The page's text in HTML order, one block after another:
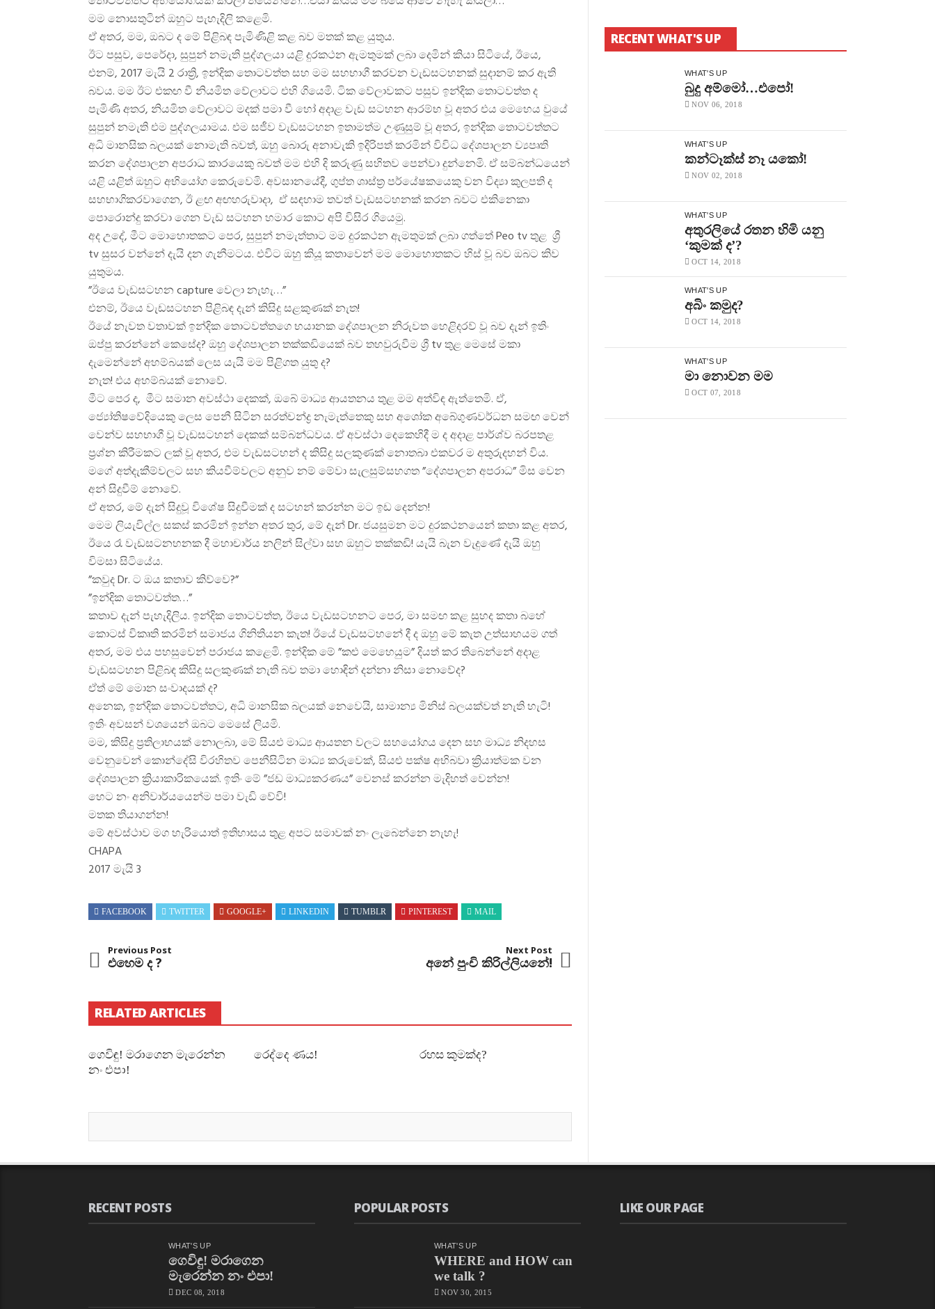
මම නොසතුටින් ඔහුට පැහැදිලි කළෙමි.
ඒ අතර, මම, ඔබට ද මේ පිළිබඳ පැමිණිළි කළ බව මතක් කළ යුතුය.
ඊට පසුව, පෙරේදා, සුපුන් නමැති පුද්ගලයා යළි දුරකථන ඇමතුමක් ලබා දෙමින් කියා සිටියේ, ඊයෙ,
එනම්, 2017 මැයි 2 රාත්‍රි, ඉන්දික තොටවත්ත සහ මම සහභාගී කරවන වැඩසටහනක් සුදානම් කර ඇති
බවය. මම ඊට එකඟ වී නියමිත වේලාවට එහි ගියෙමි. ටික වේලාවකට පසුව ඉන්දික තොටවත්ත ද
පැමිණි අතර, නියමිත වේලාවට මදක් පමා වී හෝ අදාළ වැඩ සටහන ආරම්භ වූ අතර එය මෙහෙය වුයේ
සුපුන් නමැති එම පුද්ගලයාමය. එම සජීව වැඩසටහන ඉතාමත්ම උණුසුම් වූ අතර, ඉන්දික තොටවත්තට
අධි මානසික බලයක් නොමැති බවත්, ඔහු බොරු අනාවැකි ඉදිරිපත් කරමින් විවිධ දේශපාලන ව්‍යපෘති
කරන දේශපාලන අපරාධ කාරයෙකු බවත් මම එහි දි කරුණු සහිතව පෙන්වා දුන්නෙමි. ඒ සම්බන්ධයෙන්
යළි යළිත් ඔහුට අභියෝග කෙරුවෙමි. අවසානයේදී, ගුප්ත ශාස්ත්‍ර පර්යේෂකයෙකු වන විද්‍යා කුලපති ද
සහභාගිකරවාගෙන, ඊ ළඟ අඟහරුවාදා, ඒ සඳහාම තවත් වැඩසටහනක් කරන බවට එකිනෙකා
පොරොන්දු කරවා ගෙන වැඩ සටහන හමාර කොට අපි විසිර ගියෙමු.
අද උදේ, මීට මොහොතකට පෙර, සුපුන් නමැත්තාට මම දුරකථන ඇමතුමක් ලබා ගත්තේ Peo tv තුළ ශ්‍රී
tv සුසර වන්නේ දැයි දන ගැනීමටය. එවිට ඔහු කියූ කතාවෙන් මම මොහොතකට හිස් වූ බව ඔබට කිව
යුතුමය.
”ඊයෙ වැඩසටහන capture වෙලා නැහැ…”
එනම්, ඊයෙ වැඩසටහන පිළිබඳ දැන් කිසිදු සළකුණක් නැත!
ඊයේ නැවත වතාවක් ඉන්දික තොටවත්තගෙ භයානක දේශපාලන නිරුවත හෙළිදරව් වූ බව දැන් ඉතිං
ඔප්පු කරන්නේ කෙසේද? ඔහු දේශපාලන තක්කඩියෙක් බව තහවුරුවීම ශ්‍රී tv තුළ මෙසේ මකා
දැමෙන්නේ අහම්බයක් ලෙස යැයි මම පිළිගත යුතු ද?
නැත! එය අහම්බයක් නොවේ.
මීට පෙර ද, මීට සමාන අවස්ථා දෙකක්, ඔබේ මාධ්‍ය ආයතනය තුළ මම අත්විඳ ඇත්තෙමි. ඒ,
ජ්‍යෝතිෂවේදියෙකු ලෙස පෙනී සිටින සරත්චන්ද්‍ර නැමැත්තෙකු සහ අශෝක අබේගුණවර්ධන සමඟ වෙන්
වෙන්ව සහභාගී වූ වැඩසටහන් දෙකක් සම්බන්ධවය. ඒ අවස්ථා දෙකෙහිදී ම ද අදාළ පාර්ශ්ව බරපතළ
ප්‍රශ්න කිරීමකට ලක් වූ අතර, එම වැඩසටහන් ද කිසිදු සලකුණක් නොතබා එකවර ම අතුරුදහන් විය.
මගේ අත්දැකීම්වලට සහ කියවීම්වලට අනුව නම් මේවා සැලසුම්සහගත ”දේශපාලන අපරාධ” මිස වෙන
අන් සිදුවීම් නොවේ.
ඒ අතර, මේ දැන් සිදුවූ විශේෂ සිදුවීමක් ද සටහන් කරන්න මට ඉඩ දෙන්න!
මෙම ලියැවිල්ල සකස් කරමින් ඉන්න අතර තුර, මේ දැන් Dr. ජයසුමන මට දුරකථනයෙන් කතා කළ අතර,
ඊයෙ රෑ වැඩසටනහනක දී මහාචාර්ය නලින් සිල්වා සහ ඔහුට තක්කඩි! යැයි බැන වැදුණේ දැයි ඔහු
විමසා සිටියේය.
”කවුද Dr. ට ඔය කතාව කිව්වෙ?”
”ඉන්දික තොටවත්ත…”
කතාව දැන් පැහැදිලිය. ඉන්දික තොටවත්ත, ඊයෙ වැඩසටහනට පෙර, මා සමඟ කළ සුහද කතා බහේ
කොටස් විකෘති කරමින් සමාජය ගිනිතියන කැත! ඊයේ වැඩසටහනේ දී ද ඔහු මේ කැත උත්සාහයම ගත්
අතර, මම එය පහසුවෙන් පරාජය කළෙමි. ඉන්දික මේ ”කළු මෙහෙයුම” දියත් කර තිබෙන්නේ අදාළ
වැඩසටහන පිළිබඳ කිසිදු සලකුණක් නැති බව තමා හොඳින් දන්නා නිසා නොවේද?
ඒත් මේ මොන සංවාදයක් ද?
අනෙක, ඉන්දික තොටවත්තට, අධි මානසික බලයක් නෙවෙයි, සාමාන්‍ය මිනිස් බලයක්වත් නැති හැටි!
ඉතිං අවසන් වශයෙන් ඔබට මෙසේ ලියමි.
මම, කිසිදු ප්‍රතිලාභයක් නොලබා, මේ සියළු මාධ්‍ය ආයතන වලට සහයෝගය දෙන සහ මාධ්‍ය නිදහස
වෙනුවෙන් කොන්දේසි විරහිතව පෙනීසිටින මාධ්‍ය කරුවෙක්, සියළු පක්ෂ අභිබවා ක්‍රියාත්මක වන
දේශපාලන ක්‍රියාකාරිකයෙක්. ඉතිං මේ ”ජඩ මාධ්‍යකරණය” වෙනස් කරන්න මැදිහත් වෙන්න!
හෙට නං අනිවාර්යයෙන්ම පමා වැඩි වේවි!
මතක තියාගන්න!
මේ අවස්ථාව මග හැරියොත් ඉතිහාසය තුළ අපට සමාවක් නං ලැබෙන්නෙ නැහැ!
CHAPA
2017 මැයි 3
FACEBOOK TWITTER GOOGLE+ LINKEDIN TUMBLR PINTEREST MAIL
Previous Post
එහෙම ද ?
Next Post
අනේ පුංචි කිරිල්ලියනේ!
RELATED ARTICLES
ගෙවිඳු! මරාගෙන මැරෙන්න
නං එපා!
රෙද්දෙ ණය! රහස කුමක්ද?
RECENT WHAT'S UP
WHAT'S UP
බුදු අම්මෝ…එපෝ!
NOV 06, 2018
WHAT'S UP
කන්ටෑක්ස් නෑ යකෝ!
NOV 02, 2018
WHAT'S UP
අතුරලියේ රතන හිමි යනු
‘කුමක් ද’?
OCT 14, 2018
WHAT'S UP
අබිං කමුද?
OCT 14, 2018
WHAT'S UP
මා නොවන මම
OCT 07, 2018
RECENT POSTS
WHAT'S UP
ගෙවිඳු! මරාගෙන
මැරෙන්න නං එපා!
DEC 08, 2018
POPULAR POSTS
WHAT'S UP
WHERE and HOW can
we talk ?
NOV 30, 2015
LIKE OUR PAGE